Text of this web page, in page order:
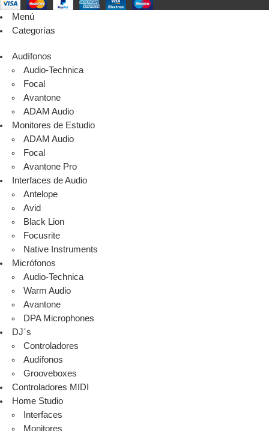
Menú
Categorías
Audífonos
Audio-Technica
Focal
Avantone
ADAM Audio
Monitores de Estudio
ADAM Audio
Focal
Avantone Pro
Interfaces de Audio
Antelope
Avid
Black Lion
Focusrite
Native Instruments
Micrófonos
Audio-Technica
Warm Audio
Avantone
DPA Microphones
DJ´s
Controladores
Audífonos
Grooveboxes
Controladores MIDI
Home Studio
Interfaces
Monitores